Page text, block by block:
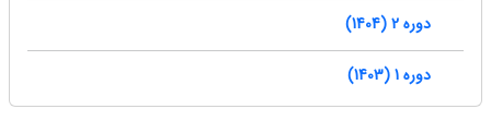
دوره 2 (1404)
دوره 1 (1403)